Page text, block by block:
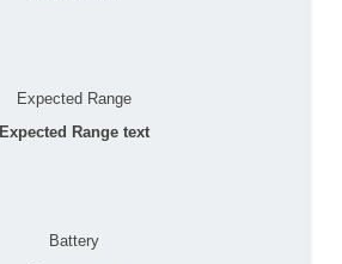
Expected Range
Expected Range text
Battery